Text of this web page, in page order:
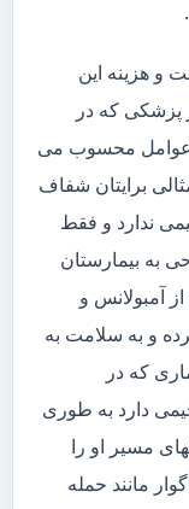
و هزینه این
پزشکی که در
عوامل محسوب می
برایتان شفاف
ندارد و فقط
به بیمارستان
آمبولانس و
و به سلامت به
که در
دارد به طوری
مسیر او را
مانند حمله